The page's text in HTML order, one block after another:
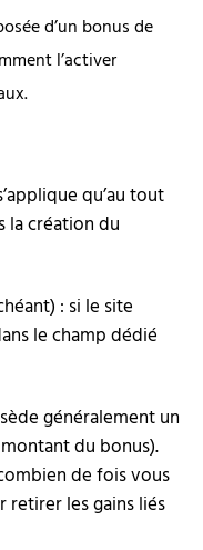
d’un bonus de
l’activer
qu’au tout
la création du
: si le site
le champ dédié
généralement un
du bonus).
de fois vous
les gains liés